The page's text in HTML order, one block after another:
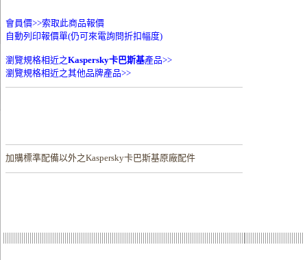
會員價>>索取此商品報價
自動列印報價單(仍可來電詢問折扣幅度)
瀏覽規格相近之Kaspersky卡巴斯基產品>>
瀏覽規格相近之其他品牌產品>>
加購標準配備以外之Kaspersky卡巴斯基原廠配件